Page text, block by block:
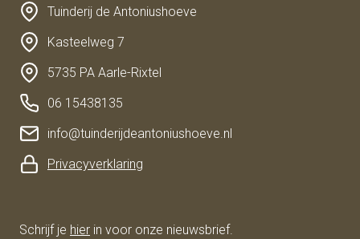
Tuinderij de Antoniushoeve
Kasteelweg 7
5735 PA Aarle-Rixtel
06 15438135
info@tuinderijdeantoniushoeve.nl
Privacyverklaring
Schrijf je hier in voor onze nieuwsbrief.